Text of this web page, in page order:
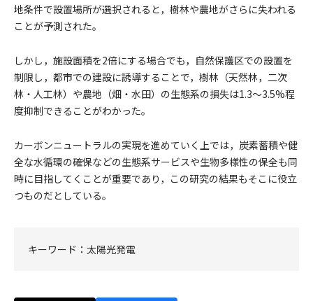
地条件で設置場所が選択されると，樹林や農地がさらに失われる
ことが予測された。
しかし，施設面積を2倍にする場合でも，自然保護区での設置を
制限し，都市での建設に誘導することで，樹林（天然林，二次
林・人工林）や農地（畑・水田）の生態系の損失は1.3～3.5%程
度抑制できることがわかった。
カーボンニュートラルの実現を進めていく上では，炭素蓄積や健
全な水循環の確保などの生態系サービスや生物多様性の保全も同
時に目指してくことが重要であり，この研究の結果もそこに役立
つものだとしている。
キーワード： 太陽光発電